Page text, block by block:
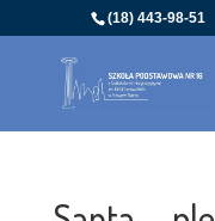
(18) 443-98-51